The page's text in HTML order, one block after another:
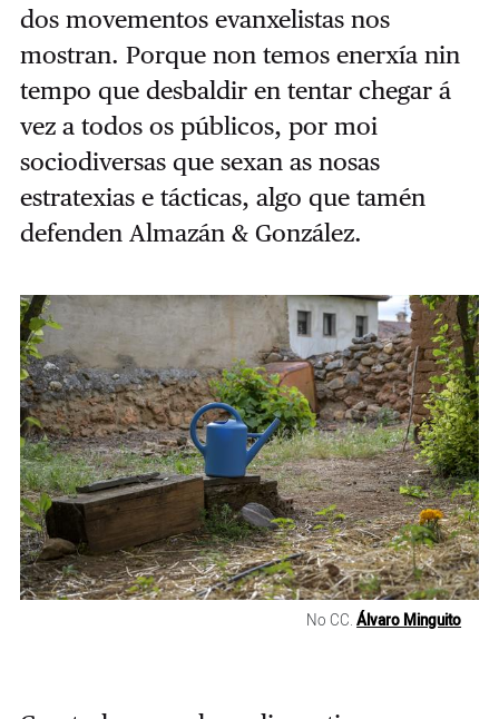
dos movementos evanxelistas nos
mostran. Porque non temos enerxía nin
tempo que desbaldir en tentar chegar á
vez a todos os públicos, por moi
sociodiversas que sexan as nosas
estratexias e tácticas, algo que tamén
defenden Almazán & González.
No CC.Álvaro Minguito